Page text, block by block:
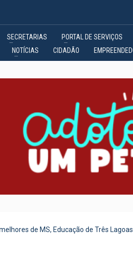
SECRETARIAS PORTAL DE SERVIÇOS
NOTÍCIAS CIDADÃO
de MS, Educação de Três